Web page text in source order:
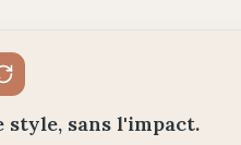
style, sans l'impact.